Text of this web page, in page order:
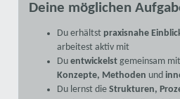
Deine möglichen
Du erhältst praxisnahe
arbeitest aktiv mit
Du entwickelst gemeinsam
Konzepte, Methoden und
Du lernst die Strukturen,